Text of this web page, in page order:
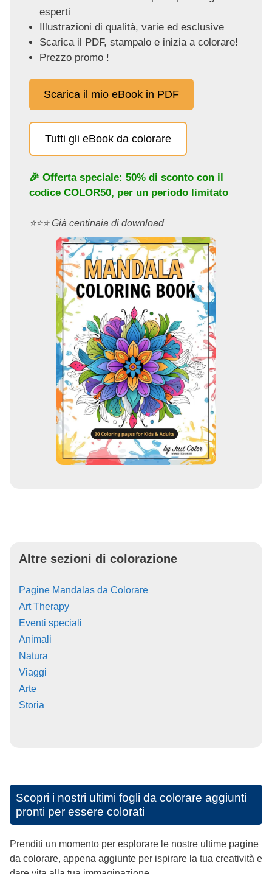
esperti
Illustrazioni di qualità, varie ed esclusive
Scarica il PDF, stampalo e inizia a colorare!
Prezzo promo !
Scarica il mio eBook in PDF
Tutti gli eBook da colorare
🎉 Offerta speciale: 50% di sconto con il
codice COLOR50, per un periodo limitato
⭐️⭐️⭐️ Già centinaia di download
Altre sezioni di colorazione
Pagine Mandalas da Colorare
Art Therapy
Eventi speciali
Animali
Natura
Viaggi
Arte
Storia
Scopri i nostri ultimi fogli da colorare aggiunti
pronti per essere colorati
Prenditi un momento per esplorare le nostre ultime pagine
da colorare, appena aggiunte per ispirare la tua creatività e